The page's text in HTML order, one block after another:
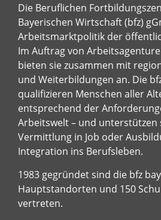
Die Beruflichen
Bayerischen Wirtschaft (bfz)
Arbeitsmarktpolitik der
Im Auftrag von
bieten sie zusammen mit
und Weiterbildungen an. Die
qualifizieren Menschen aller
entsprechend der
Arbeitswelt – und unterstützen
Vermittlung in Job oder
Integration ins Berufsleben.
1983 gegründet sind die bfz
Hauptstandorten und 150
vertreten.